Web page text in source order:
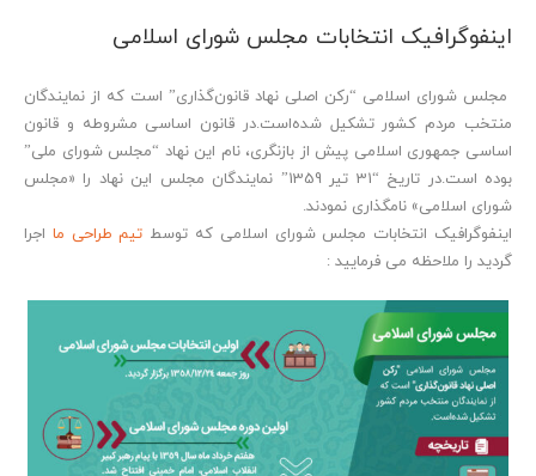
اینفوگرافیک انتخابات مجلس شورای اسلامی
مجلس شورای اسلامی “رکن اصلی نهاد قانون‌گذاری” است که از نمایندگان
منتخب مردم کشور تشکیل شده‌است.در قانون اساسی مشروطه و قانون
اساسی جمهوری اسلامی پیش از بازنگری، نام این نهاد “مجلس شورای ملی”
بوده ‌است.در تاریخ “31 تیر 1359” نمایندگان مجلس این نهاد را «مجلس
شورای اسلامی» نامگذاری نمودند.
اینفوگرافیک انتخابات مجلس شورای اسلامی که توسط تیم طراحی ما اجرا
گردید را ملاحظه می فرمایید :